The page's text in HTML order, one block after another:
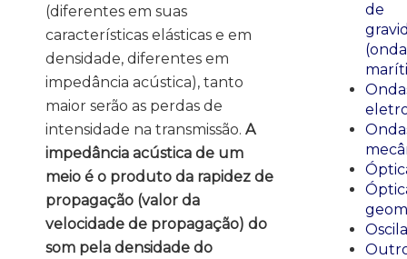
(diferentes em suas
características elásticas e em
densidade, diferentes em
impedância acústica), tanto
maior serão as perdas de
intensidade na transmissão. A
impedância acústica de um
meio é o produto da rapidez de
propagação (valor da
velocidade de propagação) do
som pela densidade do
de